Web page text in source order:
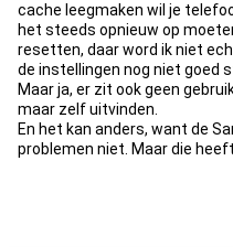
cache leegmaken wil je
het steeds opnieuw op
resetten, daar word ik niet
de instellingen nog niet goed
Maar ja, er zit ook geen
maar zelf uitvinden.
En het kan anders, want de
problemen niet. Maar die